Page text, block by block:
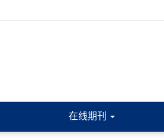
在线期刊